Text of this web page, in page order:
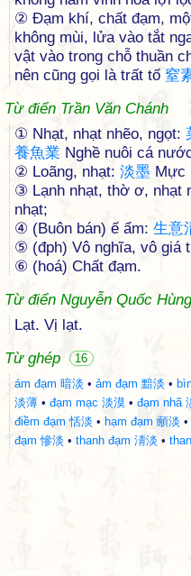
② Ðạm khí, chất đạm,
không mùi, lửa vào tắt
vật vào trong chỗ thuần
nên cũng gọi là trất tố 窒
Từ điển Trần Văn Chánh
① Nhạt, nhạt nhẽo, ngọt:
養魚業 Nghề nuôi cá
② Loãng, nhạt: 淡墨 Mực
③ Lạnh nhạt, thờ ơ, nhạt
nhạt;
④ (Buôn bán) ế ẩm: 生意
⑤ (đph) Vô nghĩa, vô giá
⑥ (hoá) Chất đạm.
Từ điển Nguyễn Quốc Hùng
Lạt. Vị lạt.
Từ ghép
16
ám đạm 暗淡 • ảm đạm 黯淡 •
淡薄 • đạm mạc 淡漠 • đạm nhã
điềm đạm 恬淡 • hạm đạm 顄淡 •
đạm 慘淡 • thanh đạm 淸淡 •